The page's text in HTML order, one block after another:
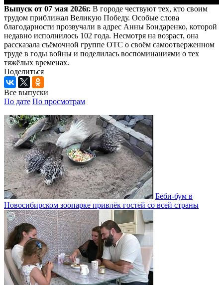
Выпуск от 07 мая 2026г. В городе чествуют тех, кто своим
трудом приближал Великую Победу. Особые слова
благодарности прозвучали в адрес Анны Бондаренко, которой
недавно исполнилось 102 года. Несмотря на возраст, она
рассказала съёмочной группе ОТС о своём самоотверженном
труде в годы войны и поделилась воспоминаниями о тех
тяжёлых временах.
Поделиться
Все выпуски
По дате По просмотрам
Беби-бум в
Новосибирском зоопарке привлёк гостей со всей страны